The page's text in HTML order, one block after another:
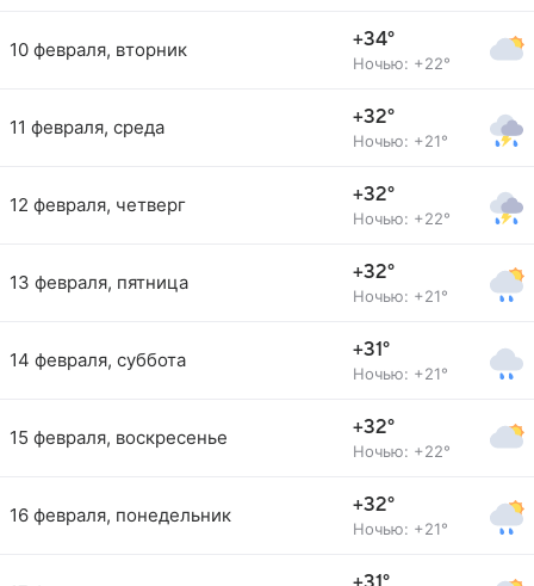
10 февраля, вторник +34°
Ночью: +22°
11 февраля, среда +32°
Ночью: +21°
12 февраля, четверг +32°
Ночью: +22°
13 февраля, пятница +32°
Ночью: +21°
14 февраля, суббота +31°
Ночью: +21°
15 февраля, воскресенье +32°
Ночью: +22°
16 февраля, понедельник +32°
Ночью: +21°